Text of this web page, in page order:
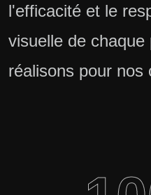
l'efficacité et le
visuelle de chaque
réalisons pour nos